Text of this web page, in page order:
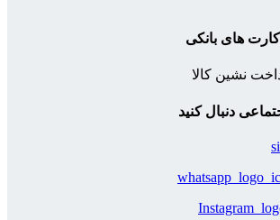
های بانکی
دنبال کنید